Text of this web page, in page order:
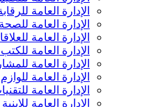
الإدارة العامة
الإدارة العامة
الإدارة العامة
الإدارة العامة
الإدارة العامة
الإدارة العامة للوازم
الإدارة العامة
الادارة العامة للابنية